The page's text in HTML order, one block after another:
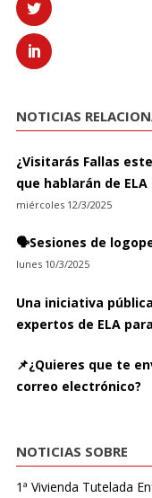
NOTICIAS
¿Visitarás Fallas
que hablarán de
miércoles 12/3/2025
🗣️Sesiones de
lunes 10/3/2025
Una iniciativa
expertos de ELA
📌¿Quieres que te
correo electrónico?
NOTICIAS SOBRE
1ª Vivienda Tutelada